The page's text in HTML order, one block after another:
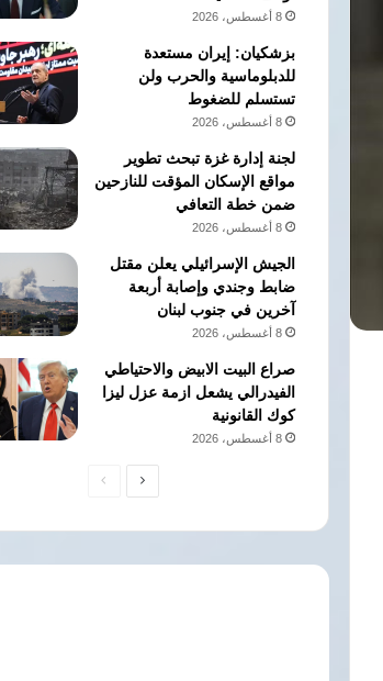
8 أغسطس، 2026
بزشكيان: إيران مستعدة
للدبلوماسية والحرب ولن
تستسلم للضغوط
8 أغسطس، 2026
لجنة إدارة غزة تبحث تطوير
مواقع الإسكان المؤقت للنازحين
ضمن خطة التعافي
8 أغسطس، 2026
الجيش الإسرائيلي يعلن مقتل
ضابط وجندي وإصابة أربعة
آخرين في جنوب لبنان
8 أغسطس، 2026
صراع البيت الابيض والاحتياطي
الفيدرالي يشعل ازمة عزل ليزا
كوك القانونية
8 أغسطس، 2026
الصفحةالصفحة